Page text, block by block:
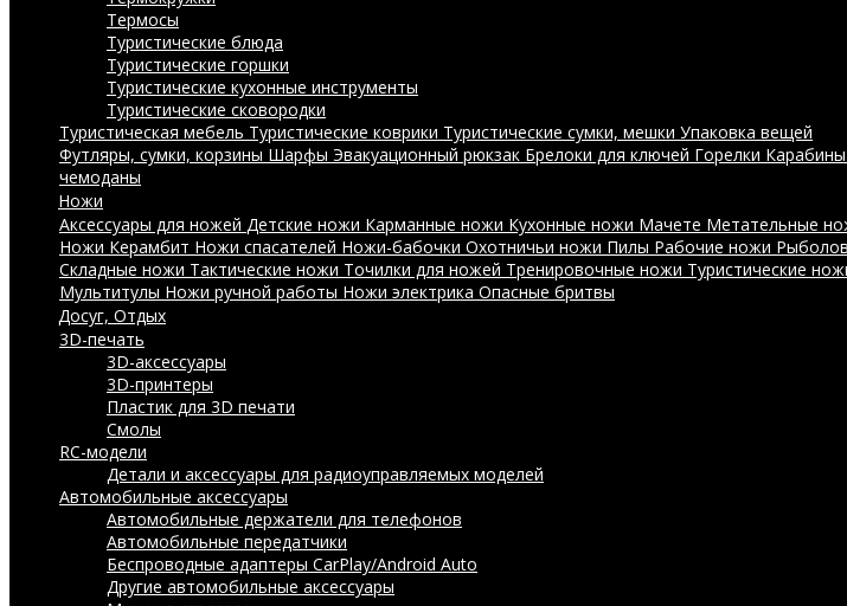
Термосы
Туристические блюда
Туристические горшки
Туристические кухонные инструменты
Туристические сковородки
Туристическая мебель Туристические коврики Туристические сумки, мешки Упаковка вещей
Футляры, сумки, корзины Шарфы Эвакуационный рюкзак Брелоки для ключей Горелки
чемоданы
Ножи
Аксессуары для ножей Детские ножи Карманные ножи Кухонные ножи Мачете Метательные
Ножи Керамбит Ножи спасателей Ножи-бабочки Охотничьи ножи Пилы Рабочие ножи
Складные ножи Тактические ножи Точилки для ножей Тренировочные ножи Туристические
Мультитулы Ножи ручной работы Ножи электрика Опасные бритвы
Досуг, Отдых
3D-печать
3D-аксессуары
3D-принтеры
Пластик для 3D печати
Смолы
RC-модели
Детали и аксессуары для радиоуправляемых моделей
Автомобильные аксессуары
Автомобильные держатели для телефонов
Автомобильные передатчики
Беспроводные адаптеры CarPlay/Android Auto
Другие автомобильные аксессуары